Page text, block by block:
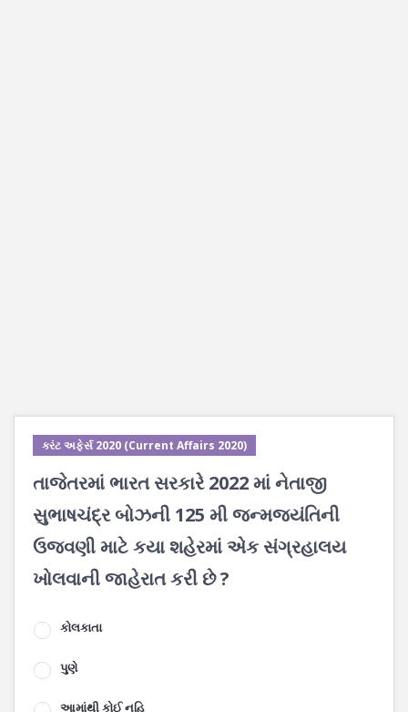
કરંટ અફેર્સ 2020 (Current Affairs 2020)
તાજેતરમાં ભારત સરકારે 2022 માં નેતાજી
સુભાષચંદ્ર બોઝની 125 મી જન્મજયંતિની
ઉજવણી માટે કયા શહેરમાં એક સંગ્રહાલય
ખોલવાની જાહેરાત કરી છે ?
કોલકાતા
પુણે
આમાંથી કોઈ નહિ